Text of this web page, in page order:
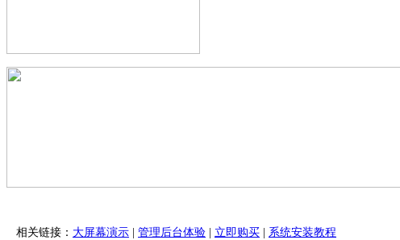
相关链接： 大屏幕演示 管理后台体验 立即购买 系统安装教程